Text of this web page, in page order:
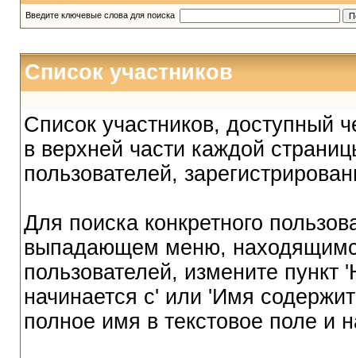
Введите ключевые слова для поиска
Список участников
Список участников, доступный
в верхней части каждой
пользователей,
Для поиска конкретного
выпадающем меню,
пользователей, измените
начинается с' или 'Имя
полное имя в текстовое поле и